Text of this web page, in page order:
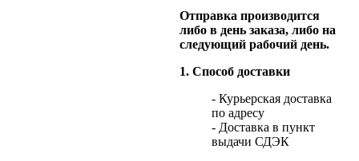
Отправка производится
либо в день заказа, либо на
следующий рабочий день.
1. Способ доставки
- Курьерская доставка
по адресу
- Доставка в пункт
выдачи СДЭК